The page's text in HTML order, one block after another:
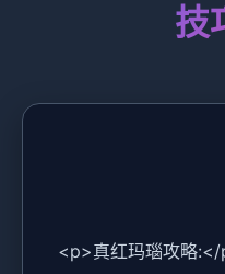
技
<p>真红玛瑙攻略:</